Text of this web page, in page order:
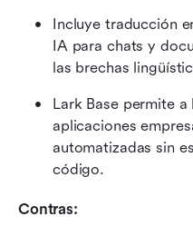
Incluye traducción
IA para chats y
las brechas
Lark Base permite
aplicaciones
automatizadas sin
código.
Contras: